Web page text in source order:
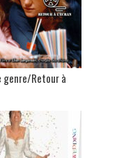
genre/Retour à